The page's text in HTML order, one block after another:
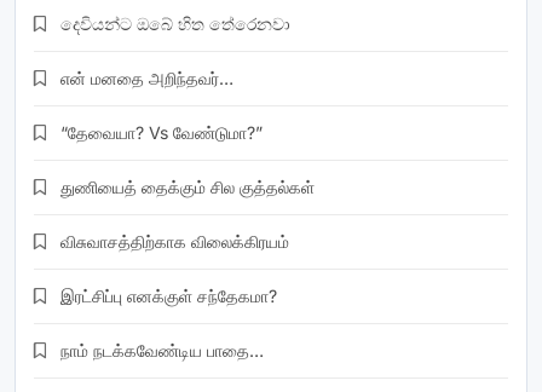
දෙවියන්ට ඔබේ හිත තේරෙනවා
என் மனதை அறிந்தவர்…
“தேவையா? Vs வேண்டுமா?”
துணியைத் தைக்கும் சில குத்தல்கள்
விசுவாசத்திற்காக விலைக்கிரயம்
இரட்சிப்பு எனக்குள் சந்தேகமா?
நாம் நடக்கவேண்டிய பாதை…